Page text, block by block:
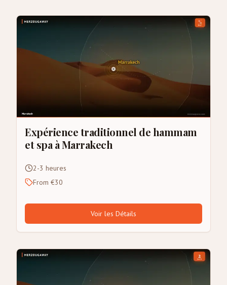
Expérience traditionnel de hammam
et spa à Marrakech
2-3 heures
From €30
Voir les Détails